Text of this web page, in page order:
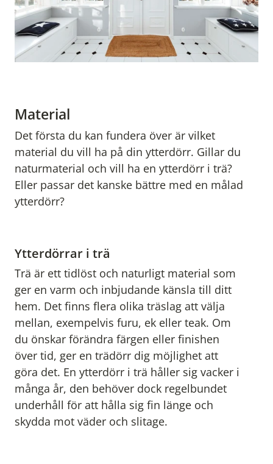
Material
Det första du kan fundera över är vilket
material du vill ha på din ytterdörr. Gillar du
naturmaterial och vill ha en ytterdörr i trä?
Eller passar det kanske bättre med en målad
ytterdörr?
Ytterdörrar i trä
Trä är ett tidlöst och naturligt material som
ger en varm och inbjudande känsla till ditt
hem. Det finns flera olika träslag att välja
mellan, exempelvis furu, ek eller teak. Om
du önskar förändra färgen eller finishen
över tid, ger en trädörr dig möjlighet att
göra det. En ytterdörr i trä håller sig vacker i
många år, den behöver dock regelbundet
underhåll för att hålla sig fin länge och
skydda mot väder och slitage.